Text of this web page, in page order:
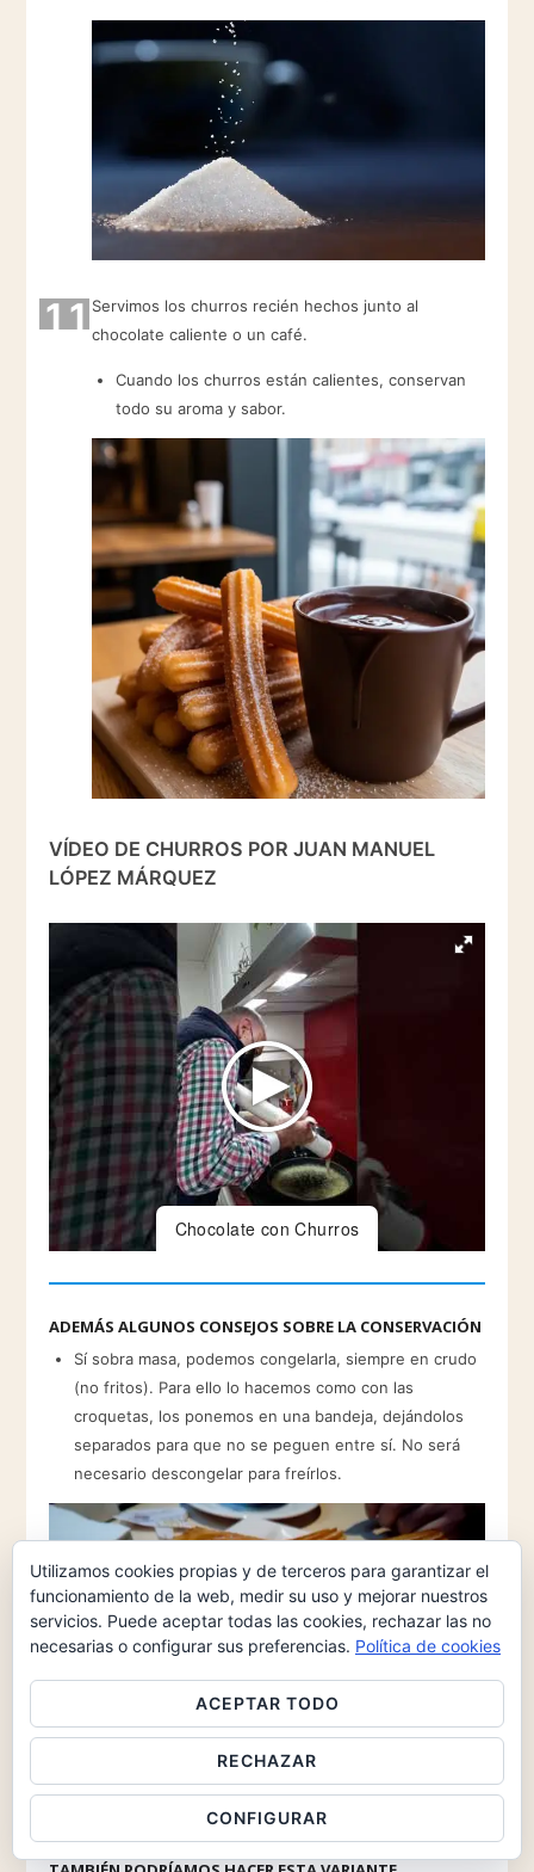
11 Servimos los churros recién hechos junto al
chocolate caliente o un café.
Cuando los churros están calientes, conservan
todo su aroma y sabor.
VÍDEO DE CHURROS POR JUAN MANUEL
LÓPEZ MÁRQUEZ
Chocolate con Churros
ADEMÁS ALGUNOS CONSEJOS SOBRE LA CONSERVACIÓN
Sí sobra masa, podemos congelarla, siempre en crudo
(no fritos). Para ello lo hacemos como con las
croquetas, los ponemos en una bandeja, dejándolos
separados para que no se peguen entre sí. No será
necesario descongelar para freírlos.
Utilizamos cookies propias y de terceros para garantizar el
funcionamiento de la web, medir su uso y mejorar nuestros
servicios. Puede aceptar todas las cookies, rechazar las no
necesarias o configurar sus preferencias. Política de cookies
ACEPTAR TODO
RECHAZAR
CONFIGURAR